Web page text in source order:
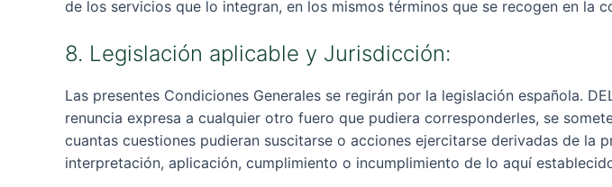
de los servicios que lo integran, en los mismos términos que se recogen en la
8. Legislación aplicable y Jurisdicción:
Las presentes Condiciones Generales se regirán por la legislación española.
renuncia expresa a cualquier otro fuero que pudiera corresponderles, se
cuantas cuestiones pudieran suscitarse o acciones ejercitarse derivadas de
interpretación, aplicación, cumplimiento o incumplimiento de lo aquí